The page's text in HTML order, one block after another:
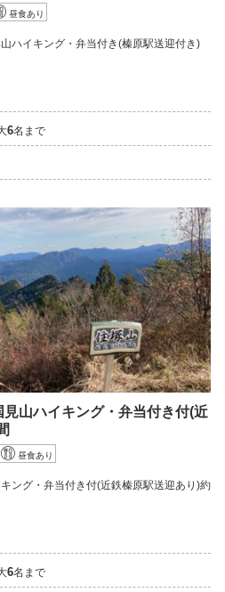
昼食あり
ハイキング・弁当付き(榛原駅送迎付き)
6名まで
見山ハイキング・弁当付き付(近
昼食あり
ング・弁当付き付(近鉄榛原駅送迎あり)約
6名まで